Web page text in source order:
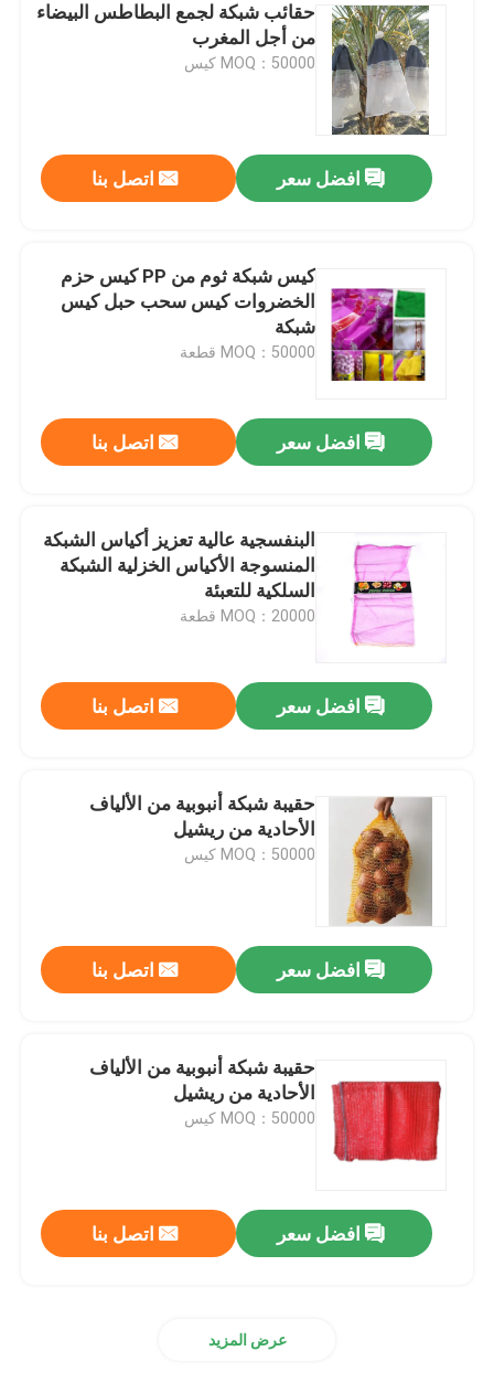
المنتجات
حول بنا
ضبط الجودة
طلب اقتباس
Russian website
الستار المغناطيسي للباب
حقائب شبكة لجمع البطاطس البيضاء
من أجل المغرب
MOQ：50000 كيس
افضل سعر اتصل بنا
كيس شبكة ثوم من PP كيس حزم
الخضروات كيس سحب حبل كيس
شبكة
MOQ：50000 قطعة
افضل سعر اتصل بنا
البنفسجية عالية تعزيز أكياس الشبكة
المنسوجة الأكياس الخزلية الشبكة
السلكية للتعبئة
MOQ：20000 قطعة
افضل سعر اتصل بنا
حقيبة شبكة أنبوبية من الألياف
الأحادية من ريشيل
MOQ：50000 كيس
افضل سعر اتصل بنا
حقيبة شبكة أنبوبية من الألياف
الأحادية من ريشيل
MOQ：50000 كيس
افضل سعر اتصل بنا
عرض المزيد